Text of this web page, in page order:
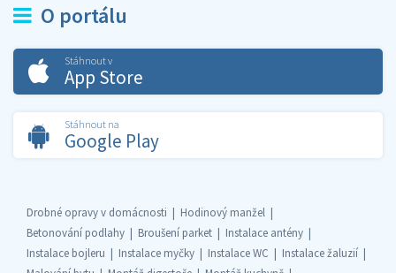
O portálu
Stáhnout v
App Store
Stáhnout na
Google Play
Drobné opravy v domácnosti
Hodinový manžel
Betonování podlahy
Broušení parket
Instalace antény
Instalace bojleru
Instalace myčky Instalace WC
Instalace žaluzií